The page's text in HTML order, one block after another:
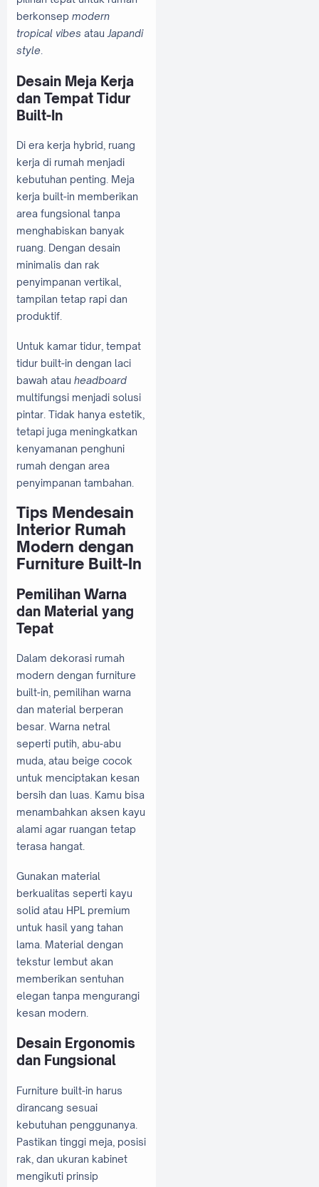
berkonsep modern
tropical vibes atauJapandi
style.
Desain Meja Kerja
dan Tempat Tidur
Built-In
Di era kerja hybrid, ruang
kerja di rumah menjadi
kebutuhan penting. Meja
kerja built-in memberikan
area fungsional tanpa
menghabiskan banyak
ruang. Dengan desain
minimalis dan rak
penyimpanan vertikal,
tampilan tetap rapi dan
produktif.
Untuk kamar tidur, tempat
tidur built-in dengan laci
bawah atau headboard
multifungsi menjadi solusi
pintar. Tidak hanya estetik,
tetapi juga meningkatkan
kenyamanan penghuni
rumah dengan area
penyimpanan tambahan.
Tips Mendesain
Interior Rumah
Modern dengan
Furniture Built-In
Pemilihan Warna
dan Material yang
Tepat
Dalam dekorasi rumah
modern dengan furniture
built-in, pemilihan warna
dan material berperan
besar. Warna netral
seperti putih, abu-abu
muda, atau beige cocok
untuk menciptakan kesan
bersih dan luas. Kamu bisa
menambahkan aksen kayu
alami agar ruangan tetap
terasa hangat.
Gunakan material
berkualitas seperti kayu
solid atau HPL premium
untuk hasil yang tahan
lama. Material dengan
tekstur lembut akan
memberikan sentuhan
elegan tanpa mengurangi
kesan modern.
Desain Ergonomis
dan Fungsional
Furniture built-in harus
dirancang sesuai
kebutuhan penggunanya.
Pastikan tinggi meja, posisi
rak, dan ukuran kabinet
mengikuti prinsip